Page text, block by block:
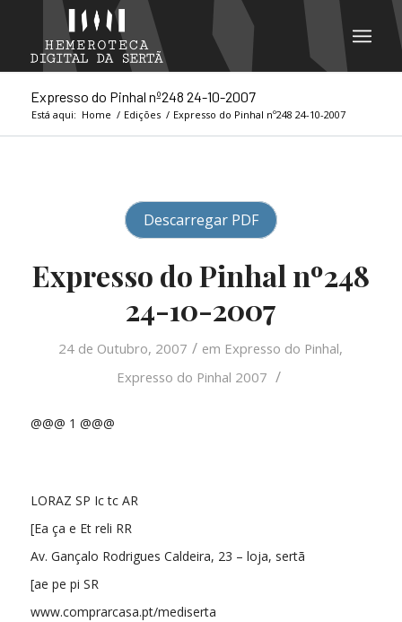
Expresso do Pinhal nº248 24-10-2007
Está aqui: Home / Edições / Expresso do Pinhal nº248 24-10-2007
Descarregar PDF
Expresso do Pinhal nº248
24-10-2007
24 de Outubro, 2007 / em Expresso do Pinhal,
Expresso do Pinhal 2007 /
@@@ 1 @@@
LORAZ SP Ic tc AR
[Ea ça e Et reli RR
Av. Gançalo Rodrigues Caldeira, 23 – loja, sertã
[ae pe pi SR
www.comprarcasa.pt/mediserta